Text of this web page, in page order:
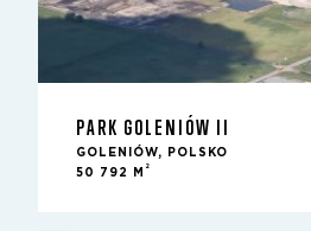
PARK GOLENIÓW II
GOLENIÓW, POLSKO
50 792 M
2